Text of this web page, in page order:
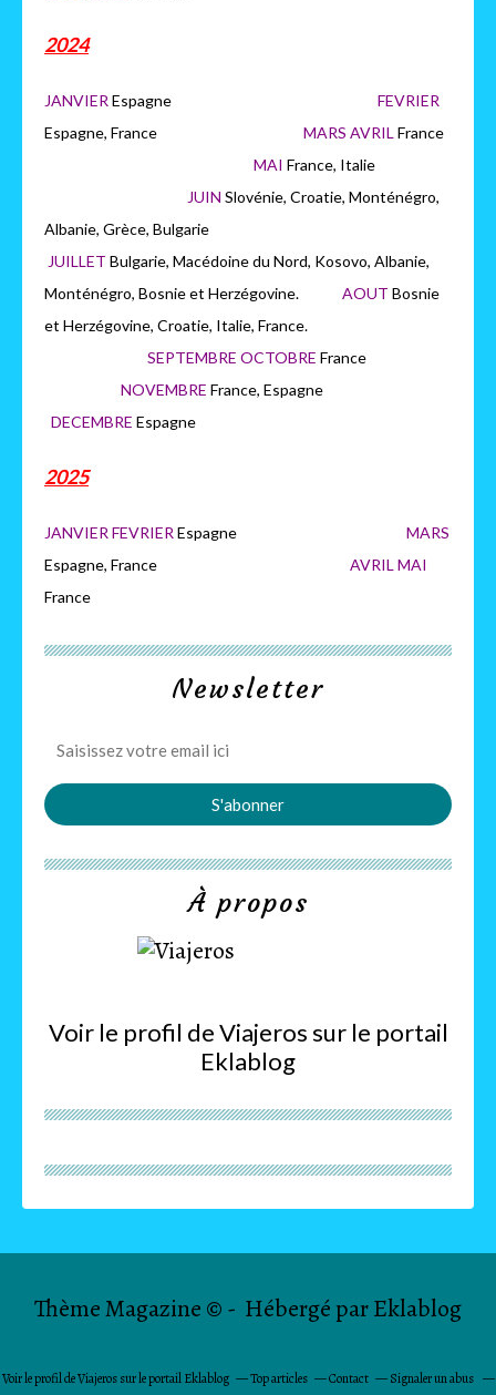
Newsletter
À propos
Voir le profil deViajerossur le portail
Eklablog
2024
JANVIER Espagne FEVRIER
Espagne, France MARS AVRIL France
MAI France, Italie
JUIN Slovénie, Croatie, Monténégro,
Albanie, Grèce, Bulgarie
JUILLET Bulgarie, Macédoine du Nord, Kosovo, Albanie,
Monténégro, Bosnie et Herzégovine. AOUT Bosnie
et Herzégovine, Croatie, Italie, France.
SEPTEMBRE OCTOBRE France
NOVEMBRE France, Espagne
DECEMBRE Espagne
2025
JANVIER FEVRIER Espagne MARS
Espagne, France AVRIL MAI
France
Thème Magazine © - Hébergé parEklablog
Voir le profil deViajerossur le portail Eklablog Top articles Contact Signaler un abus